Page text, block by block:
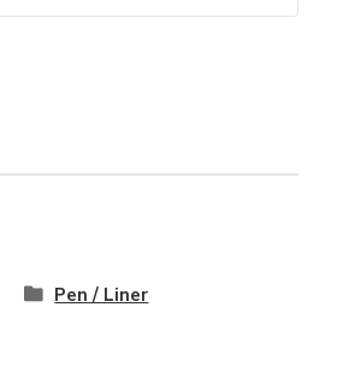
Pen / Liner